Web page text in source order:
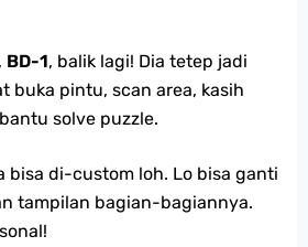
BD-1, balik lagi! Dia tetep jadi
buka pintu, scan area, kasih
solve puzzle.
bisa di-custom loh. Lo bisa ganti
tampilan bagian-bagiannya.